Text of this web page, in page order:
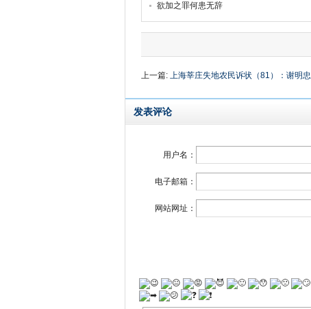
欲加之罪何患无辞
上一篇: 上海莘庄失地农民诉状（81）：谢明忠
发表评论
用户名：
电子邮箱：
网站网址：